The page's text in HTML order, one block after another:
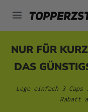
springen
NUR FÜR
DAS
Lege einfach 3 Caps
Rabatt